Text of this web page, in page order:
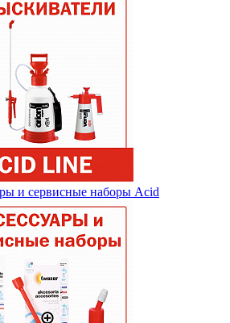
и сервисные наборы Acid